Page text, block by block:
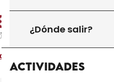
¿Dónde salir?
Actividades
Calendar